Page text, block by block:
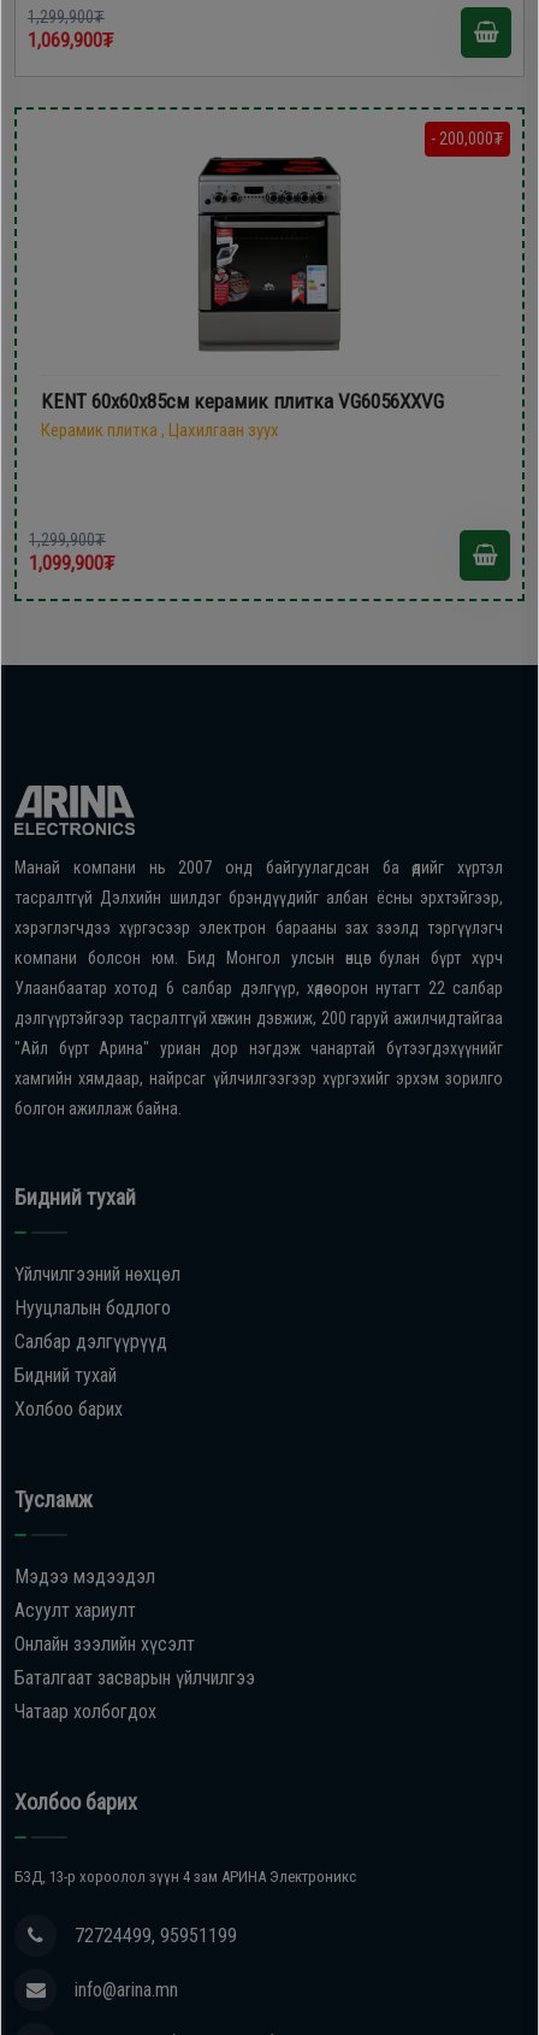
1,299,900₮
1,069,900₮
- 200,000₮
KENT 60х60x85см керамик плитка VG6056XXVG
Керамик плитка , Цахилгаан зуух
1,299,900₮
1,099,900₮
Манай компани нь 2007 онд байгуулагдсан ба өдийг хүртэл
тасралтгүй Дэлхийн шилдэг брэндүүдийг албан ёсны эрхтэйгээр,
хэрэглэгчдээ хүргэсээр электрон барааны зах зээлд тэргүүлэгч
компани болсон юм. Бид Монгол улсын өнцөг булан бүрт хүрч
Улаанбаатар хотод 6 салбар дэлгүүр, хөдөө орон нутагт 22 салбар
дэлгүүртэйгээр тасралтгүй хөгжин дэвжиж, 200 гаруй ажилчидтайгаа
"Айл бүрт Арина" уриан дор нэгдэж чанартай бүтээгдэхүүнийг
хамгийн хямдаар, найрсаг үйлчилгээгээр хүргэхийг эрхэм зорилго
болгон ажиллаж байна.
Бидний тухай
Үйлчилгээний нөхцөл
Нууцлалын бодлого
Салбар дэлгүүрүүд
Бидний тухай
Холбоо барих
Тусламж
Мэдээ мэдээдэл
Асуулт хариулт
Онлайн зээлийн хүсэлт
Баталгаат засварын үйлчилгээ
Чатаар холбогдох
Холбоо барих
БЗД, 13-р хороолол зүүн 4 зам АРИНА Электроникс
72724499, 95951199
info@arina.mn